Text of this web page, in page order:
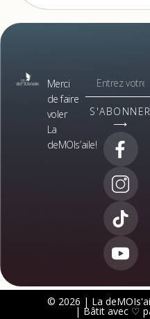
Merci
de faire
voler
La
deMOIs’aile!
S'ABONNER
⟶
© 2026 | La
| Bâtit avec ♡